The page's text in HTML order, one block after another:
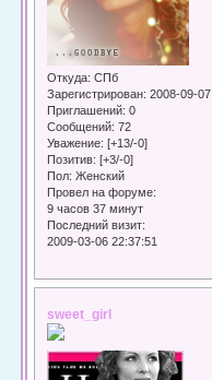
Откуда: СПб
Зарегистрирован: 2008-09-07
Приглашений: 0
Сообщений: 72
Уважение: [+13/-0]
Позитив: [+3/-0]
Пол: Женский
Провел на форуме:
9 часов 37 минут
Последний визит:
2009-03-06 22:37:51
sweet_girl